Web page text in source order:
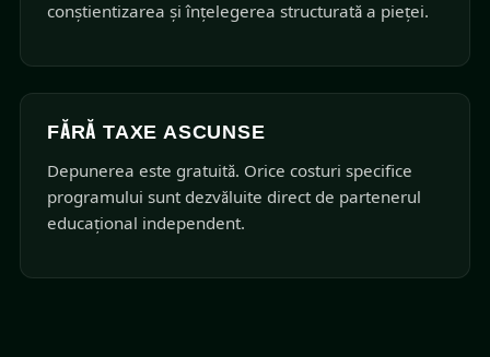
conștientizarea și înțelegerea structurată a pieței.
FĂRĂ TAXE ASCUNSE
Depunerea este gratuită. Orice costuri specifice
programului sunt dezvăluite direct de partenerul
educațional independent.